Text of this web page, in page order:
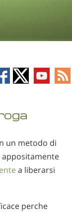
Follow
on
Follow
on
Follow
on
on
un metodo di
appositamente
a liberarsi
perche